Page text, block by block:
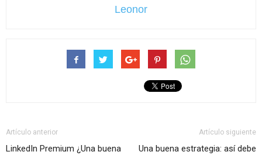
Leonor
Artículo anterior
LinkedIn Premium ¿Una buena
Artículo siguiente
Una buena estrategia: así debe